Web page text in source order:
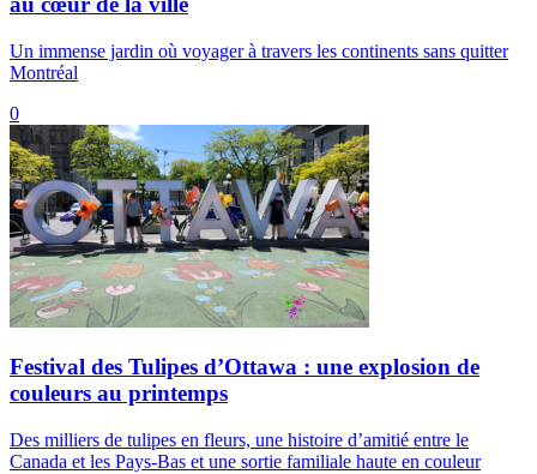
Un immense jardin où voyager à travers les continents sans quitter
Montréal
0
Festival des Tulipes d’Ottawa : une explosion de
couleurs au printemps
Des milliers de tulipes en fleurs, une histoire d’amitié entre le
Canada et les Pays-Bas et une sortie familiale haute en couleur